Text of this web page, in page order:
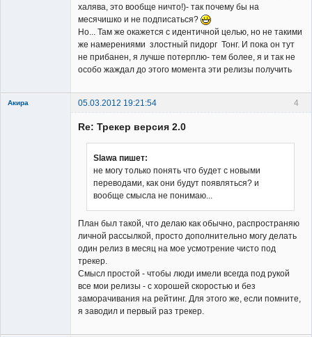
халява, это вообще ничто!)- так почему бы на
месячишко и не подписаться?
Но... Там же окажется с идентичной целью, но не такими
же намерениями злостный пидорг Тонг. И пока он тут
не прибанен, я лучше потерплю- тем более, я и так не
особо жаждал до этого момента эти релизы получить
4
Акира 05.03.2012 19:21:54
Re: Трекер версия 2.0
Slawa пишет:
не могу только понять что будет с новыми
переводами, как они будут появляться? и
вообще смысла не понимаю...
План был такой, что делаю как обычно, распространяю
личной рассылкой, просто дополнительно могу делать
один релиз в месяц на мое усмотрение чисто под
трекер.
Смысл простой - чтобы люди имели всегда под рукой
все мои релизы - с хорошей скоростью и без
заморачивания на рейтинг. Для этого же, если помните,
я заводил и первый раз трекер.